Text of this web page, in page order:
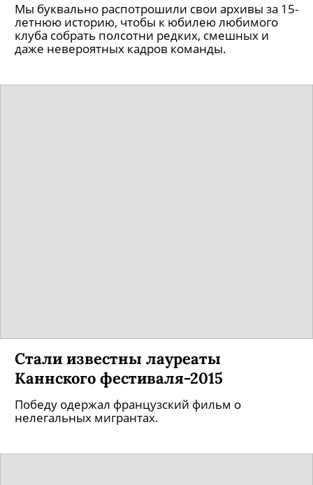
Мы буквально распотрошили свои архивы за 15-
летнюю историю, чтобы к юбилею любимого
клуба собрать полсотни редких, смешных и
даже невероятных кадров команды.
Стали известны лауреаты
Каннского фестиваля-2015
Победу одержал французский фильм о
нелегальных мигрантах.